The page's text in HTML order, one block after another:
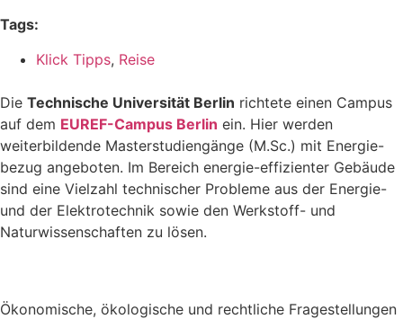
Tags:
Klick Tipps, Reise
Die Technische Universität Berlin richtete einen Campus
auf dem EUREF-Campus Berlin ein. Hier werden
weiterbildende Masterstudiengänge (M.Sc.) mit Energie-
bezug angeboten. Im Bereich energie-effizienter Gebäude
sind eine Vielzahl technischer Probleme aus der Energie-
und der Elektrotechnik sowie den Werkstoff- und
Naturwissenschaften zu lösen.
Ökonomische, ökologische und rechtliche Fragestellungen